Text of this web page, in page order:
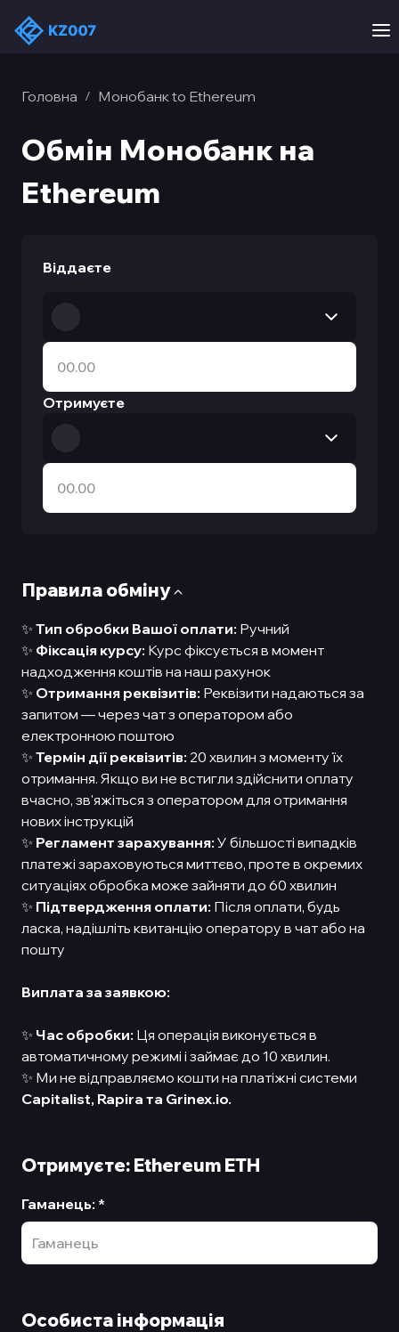
Головна / Монобанк to Ethereum
Обмін Монобанк на
Ethereum
Правила обмiну
✨ Тип обробки Вашої оплати: Ручний
✨ Фіксація курсу: Курс фіксується в момент
надходження коштів на наш рахунок
✨ Отримання реквізитів: Реквізити надаються за
запитом — через чат з оператором або
електронною поштою
✨ Термін дії реквізитів: 20 хвилин з моменту їх
отримання. Якщо ви не встигли здійснити оплату
вчасно, зв'яжіться з оператором для отримання
нових інструкцій
✨ Регламент зарахування: У більшості випадків
платежі зараховуються миттєво, проте в окремих
ситуаціях обробка може зайняти до 60 хвилин
✨ Підтвердження оплати: Після оплати, будь
ласка, надішліть квитанцію оператору в чат або на
пошту
Виплата за заявкою:
✨ Час обробки: Ця операція виконується в
автоматичному режимі і займає до 10 хвилин.
✨ Ми не відправляємо кошти на платіжні системи
Capitalist, Rapira та Grinex.io.
Отримуєте: Ethereum ETH
Гаманець: *
Особиста інформація
Віддаєте
Отримуєте